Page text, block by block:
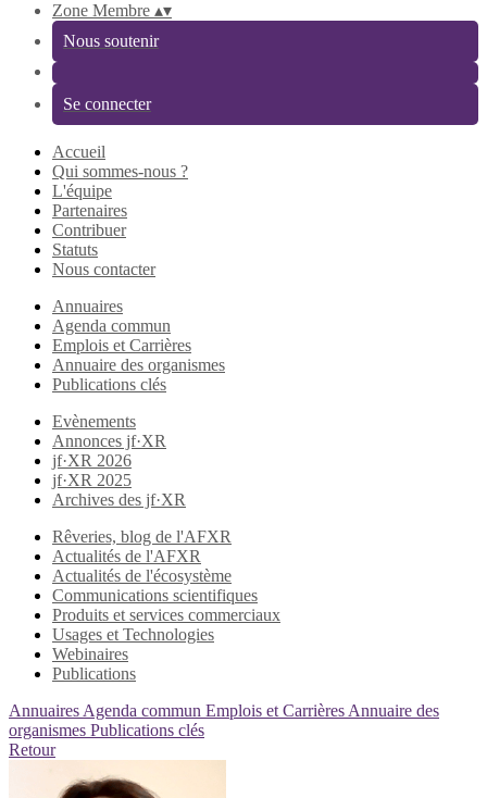
Zone Membre ▴▾
Nous soutenir
Se connecter
Accueil
Qui sommes-nous ?
L'équipe
Partenaires
Contribuer
Statuts
Nous contacter
Annuaires
Agenda commun
Emplois et Carrières
Annuaire des organismes
Publications clés
Evènements
Annonces jf·XR
jf·XR 2026
jf·XR 2025
Archives des jf·XR
Rêveries, blog de l'AFXR
Actualités de l'AFXR
Actualités de l'écosystème
Communications scientifiques
Produits et services commerciaux
Usages et Technologies
Webinaires
Publications
Annuaires Agenda commun Emplois et Carrières Annuaire des
organismes Publications clés
Retour